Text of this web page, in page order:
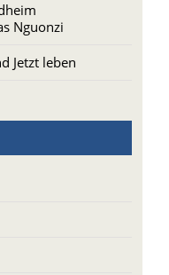
Nguonzi
Jetzt leben